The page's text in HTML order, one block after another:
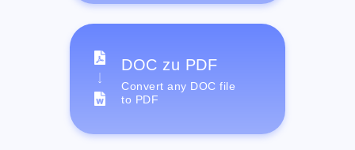
DOC zu PDF
Convert any DOC file
to PDF